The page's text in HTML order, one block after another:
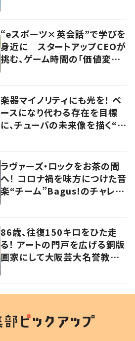
“eスポーツ×英会話”で学びを
身近に スタートアップCEOが
挑む、ゲーム時間の「価値変容」
楽器マイノリティにも光を！ ベ
ースになり代わる存在を目標
に、チューバの未来像を描く“ブ
ラヴァーズ・ロックをお茶の間
へ！ コロナ禍を味方につけた音
楽“チーム”Bagus!のチャレン
86歳、往復150キロをひた走
る！ アートの門戸を広げる銅版
画家にして大阪芸大名誉教授・